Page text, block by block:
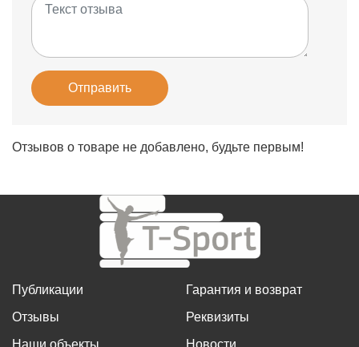
Отправить
Отзывов о товаре не добавлено, будьте первым!
Публикации
Отзывы
Наши объекты
Гарантия и возврат
Реквизиты
Новости